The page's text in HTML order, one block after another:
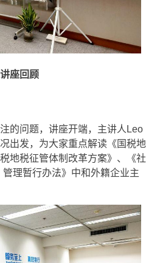
座回顾
的问题，讲座开端，主讲人Leo
出发，为大家重点解读《国税地
地税征管体制改革方案》、《社
理暂行办法》中和外籍企业主